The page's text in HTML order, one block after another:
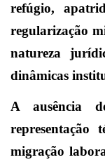
refúgio,
regularização
natureza
dinâmicas
A ausência
representação
migração